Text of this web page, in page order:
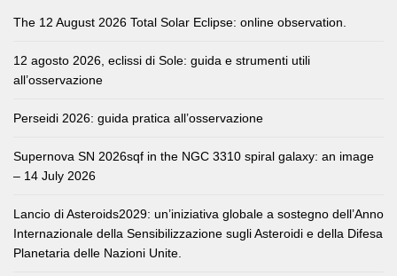
The 12 August 2026 Total Solar Eclipse: online observation.
12 agosto 2026, eclissi di Sole: guida e strumenti utili
all’osservazione
Perseidi 2026: guida pratica all’osservazione
Supernova SN 2026sqf in the NGC 3310 spiral galaxy: an image
– 14 July 2026
Lancio di Asteroids2029: un’iniziativa globale a sostegno dell’Anno
Internazionale della Sensibilizzazione sugli Asteroidi e della Difesa
Planetaria delle Nazioni Unite.